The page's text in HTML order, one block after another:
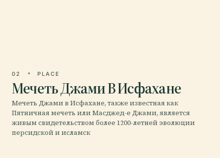
02 PLACE
Мечеть Джами В Исфахане
Мечеть Джами в Исфахане, также известная как
Пятничная мечеть или Масджед-е Джами, является
живым свидетельством более 1200-летней эволюции
персидской и исламск